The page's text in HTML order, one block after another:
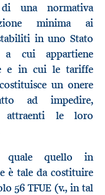
una normativa
minima ai
in uno Stato
cui appartiene
e in cui le tariffe
un onere
ad impedire,
attraenti le loro
quale quello in
è tale da costituire
56 TFUE (v., in tal